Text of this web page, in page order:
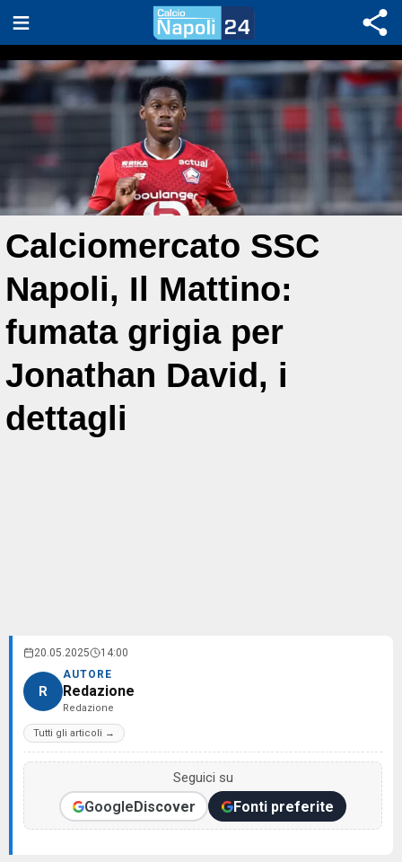
Calciomercato SSC
Napoli, Il Mattino:
fumata grigia per
Jonathan David, i
dettagli
20.05.2025 14:00
R
AUTORE
Redazione
Redazione
Tutti gli articoli →
Seguici su
GoogleDiscover Fonti preferite